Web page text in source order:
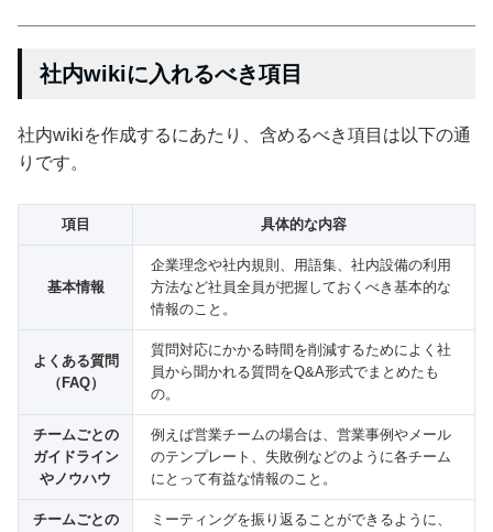
社内wikiに入れるべき項目
社内wikiを作成するにあたり、含めるべき項目は以下の通
りです。
項目 具体的な内容
基本情報
企業理念や社内規則、用語集、社内設備の利用
方法など社員全員が把握しておくべき基本的な
情報のこと。
よくある質問
（FAQ）
質問対応にかかる時間を削減するためによく社
員から聞かれる質問をQ&A形式でまとめたも
の。
チームごとの
ガイドライン
やノウハウ
例えば営業チームの場合は、営業事例やメール
のテンプレート、失敗例などのように各チーム
にとって有益な情報のこと。
チームごとの
ミーティングを振り返ることができるように、